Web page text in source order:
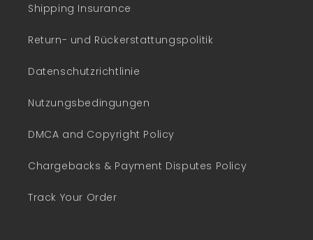
Shipping Insurance
Return- und Rückerstattungspolitik
Datenschutzrichtlinie
Nutzungsbedingungen
DMCA and Copyright Policy
Chargebacks & Payment Disputes Policy
Track Your Order